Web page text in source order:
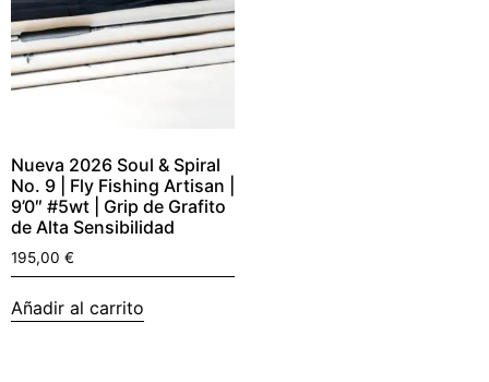
Nueva 2026 Soul & Spiral
No. 9 | Fly Fishing Artisan |
9’0″ #5wt | Grip de Grafito
de Alta Sensibilidad
195,00 €
Añadir al carrito